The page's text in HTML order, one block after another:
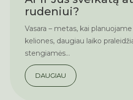
rudeniui?
Vasara – metas, kai
keliones, daugiau laiko
stengiamės...
DAUGIAU